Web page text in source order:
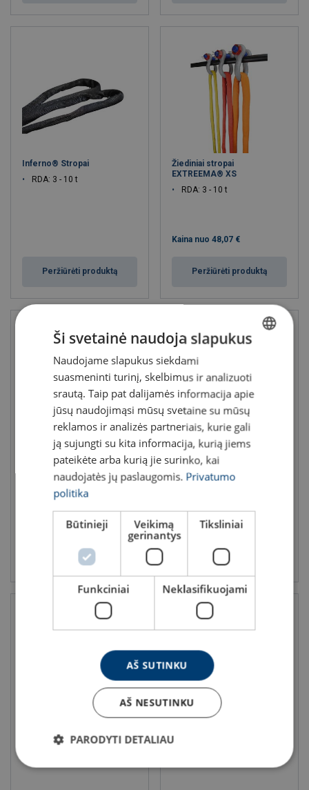
Inferno® Stropai
RDA: 3 - 10 t
Peržiūrėti produktą
Žiediniai stropai
EXTREEMA® XS
RDA: 3 - 10 t
Kaina nuo 48,07 €
Peržiūrėti produktą
Extreema® kėlimo stropas
ritėms kelti
RDA: 5 - 30 t
Peržiūrėti produktą
POWERTEX Extra žiediniai
stropai - EN 1492-2
RDA: 10 - 100 t
Peržiūrėti produktą
lynu SteelFlex
LITHUANIAN
ENGLISH TRANSLATION
Ši svetainė naudoja slapukus
Naudojame slapukus siekdami
suasmeninti turinį, skelbimus ir analizuoti
srautą. Taip pat dalijamės informacija apie
jūsų naudojimąsi mūsų svetaine su mūsų
reklamos ir analizės partneriais, kurie gali
ją sujungti su kita informacija, kurią jiems
pateikėte arba kurią jie surinko, kai
naudojatės jų paslaugomis. Privatumo
politika
Būtinieji
Veikimą
gerinantys
Tiksliniai
Funkciniai Neklasifikuojami
AŠ SUTINKU
AŠ NESUTINKU
PARODYTI DETALIAU